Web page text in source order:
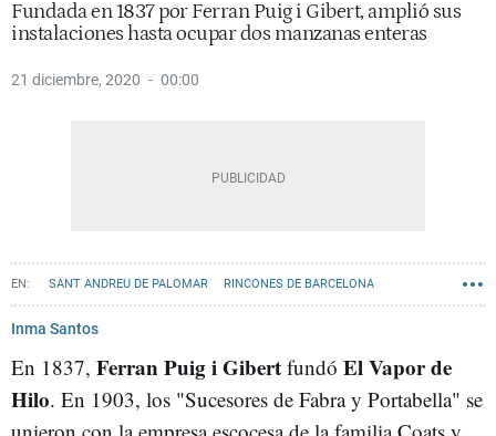
Fundada en 1837 por Ferran Puig i Gibert, amplió sus
instalaciones hasta ocupar dos manzanas enteras
21 diciembre, 2020 00:00
SANT ANDREU DE PALOMAR RINCONES DE BARCELONA
Inma Santos
En 1837, Ferran Puig i Gibert fundó El Vapor de
Hilo. En 1903, los "Sucesores de Fabra y Portabella" se